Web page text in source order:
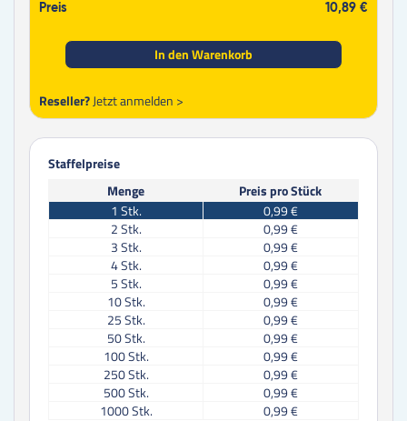
Preis 10,89 €
In den Warenkorb
Reseller?Jetzt anmelden >
Staffelpreise
Menge
Preis pro Stück
1 Stk.
0,99 €
2Stk.
0,99 €
3Stk.
0,99 €
4Stk.
0,99 €
5Stk.
0,99 €
10Stk.
0,99 €
25Stk.
0,99 €
50Stk.
0,99 €
100Stk.
0,99 €
250Stk.
0,99 €
500Stk.
0,99 €
1000Stk. 0,99 €